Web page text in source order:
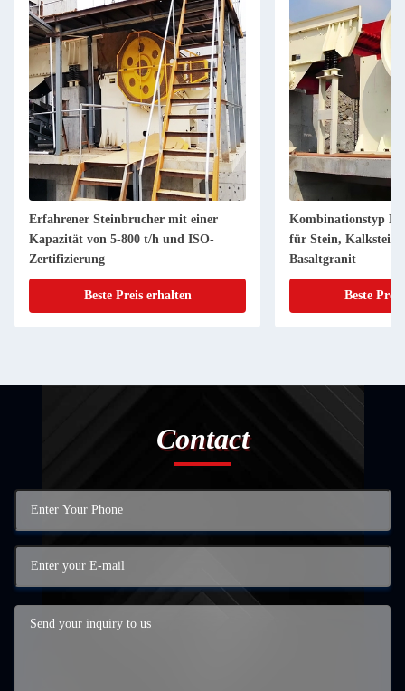
Erfahrener Steinbrucher mit einer
Kapazität von 5-800 t/h und ISO-
Zertifizierung
Beste Preis erhalten
Kombinationstyp
für Stein, Kalkstein,
Basaltgranit
Beste
Contact